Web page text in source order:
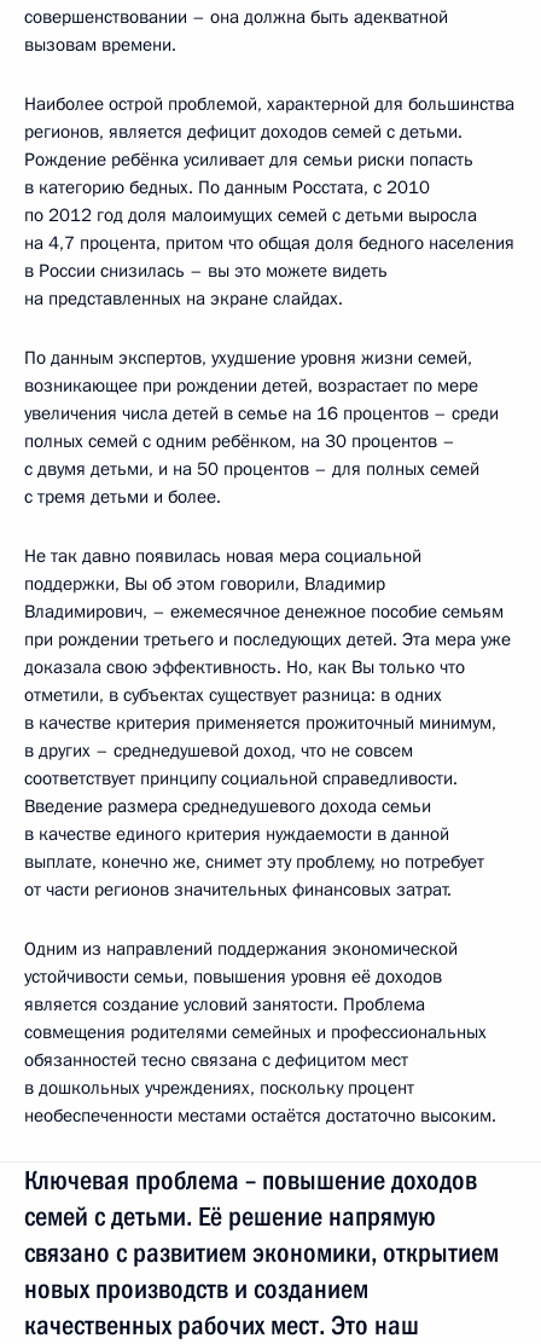
совершенствовании – она должна быть адекватной
вызовам времени.
Наиболее острой проблемой, характерной для большинства
регионов, является дефицит доходов семей с детьми.
Рождение ребёнка усиливает для семьи риски попасть
в категорию бедных. По данным Росстата, с 2010
по 2012 год доля малоимущих семей с детьми выросла
на 4,7 процента, притом что общая доля бедного населения
в России снизилась – вы это можете видеть
на представленных на экране слайдах.
По данным экспертов, ухудшение уровня жизни семей,
возникающее при рождении детей, возрастает по мере
увеличения числа детей в семье на 16 процентов – среди
полных семей с одним ребёнком, на 30 процентов –
с двумя детьми, и на 50 процентов – для полных семей
с тремя детьми и более.
Не так давно появилась новая мера социальной
поддержки, Вы об этом говорили, Владимир
Владимирович, – ежемесячное денежное пособие семьям
при рождении третьего и последующих детей. Эта мера уже
доказала свою эффективность. Но, как Вы только что
отметили, в субъектах существует разница: в одних
в качестве критерия применяется прожиточный минимум,
в других – среднедушевой доход, что не совсем
соответствует принципу социальной справедливости.
Введение размера среднедушевого дохода семьи
в качестве единого критерия нуждаемости в данной
выплате, конечно же, снимет эту проблему, но потребует
от части регионов значительных финансовых затрат.
Одним из направлений поддержания экономической
устойчивости семьи, повышения уровня её доходов
является создание условий занятости. Проблема
совмещения родителями семейных и профессиональных
обязанностей тесно связана с дефицитом мест
в дошкольных учреждениях, поскольку процент
необеспеченности местами остаётся достаточно высоким.
Ключевая проблема – повышение доходов
семей с детьми. Её решение напрямую
связано с развитием экономики, открытием
новых производств и созданием
качественных рабочих мест. Это наш